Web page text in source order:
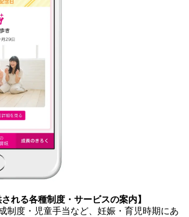
される各種制度・サービスの案内】
制度・児童手当など、妊娠・育児時期にあ